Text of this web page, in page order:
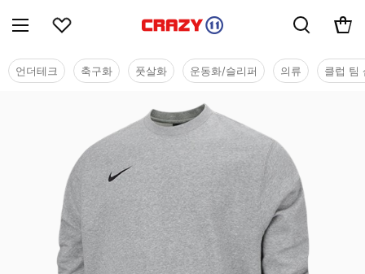
언더테크 축구화 풋살화 운동화/슬리퍼 의류 클럽 팀